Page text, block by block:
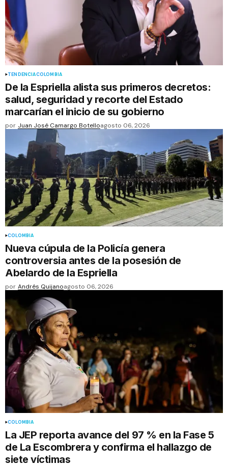
TENDENCIACOLOMBIA
De la Espriella alista sus primeros decretos:
salud, seguridad y recorte del Estado
marcarían el inicio de su gobierno
por Juan José Camargo Botelloagosto 06, 2026
COLOMBIA
Nueva cúpula de la Policía genera
controversia antes de la posesión de
Abelardo de la Espriella
por Andrés Quijanoagosto 06, 2026
COLOMBIA
La JEP reporta avance del 97 % en la Fase 5
de La Escombrera y confirma el hallazgo de
siete víctimas